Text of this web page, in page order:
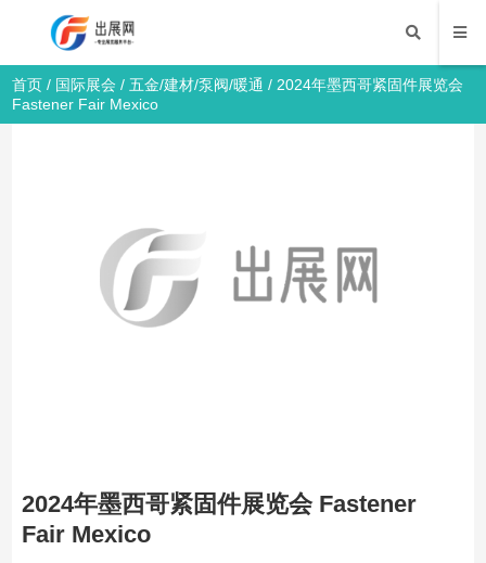
首页 / 国际展会 /五金/建材/泵阀/暖通 / 2024年墨西哥紧固件展览会
Fastener Fair Mexico
2024年墨西哥紧固件展览会 Fastener
Fair Mexico